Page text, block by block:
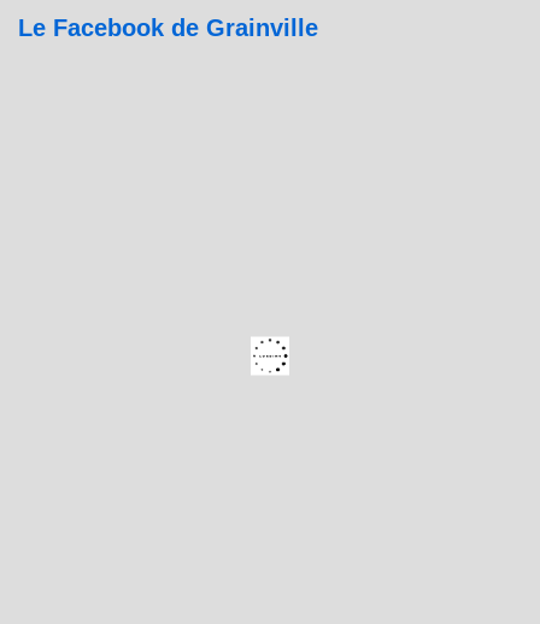
Le Facebook de Grainville